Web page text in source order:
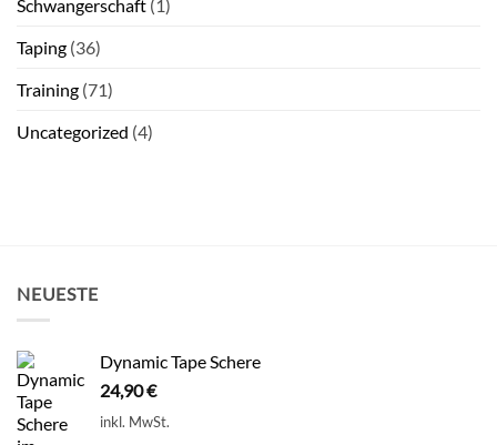
Schwangerschaft (1)
Taping (36)
Training (71)
Uncategorized (4)
NEUESTE
Dynamic Tape Schere
24,90€
inkl. MwSt.